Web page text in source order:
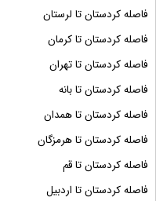
فاصله کردستان تا لرستان
فاصله کردستان تا کرمان
فاصله کردستان تا تهران
فاصله کردستان تا بانه
فاصله کردستان تا همدان
فاصله کردستان تا هرمزگان
فاصله کردستان تا قم
فاصله کردستان تا اردبیل